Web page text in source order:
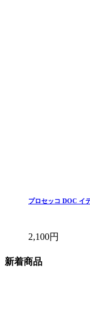
プロセッコ DOC イ
2,100円
新着商品